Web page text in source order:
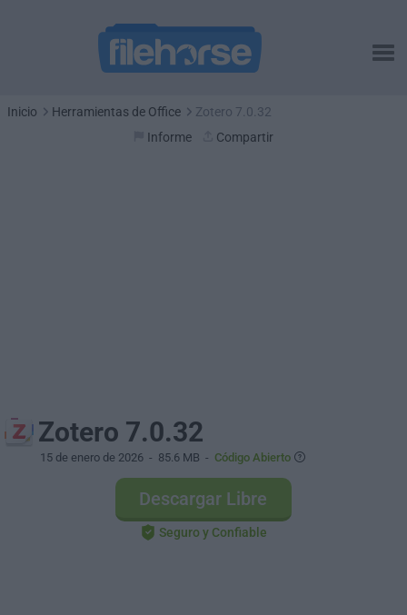
Inicio Herramientas de Office
Zotero 7.0.32
Informe
Compartir
Zotero 7.0.32
15 de enero de 2026 - 85.6 MB - Código Abierto
Descargar Libre
Seguro y Confiable